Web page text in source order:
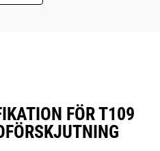
FÖR T109